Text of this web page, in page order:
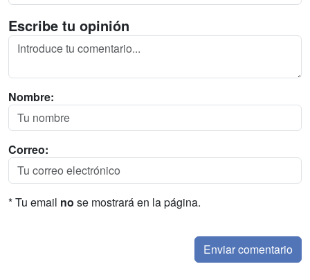
Escribe tu opinión
Nombre:
Correo:
* Tu email no se mostrará en la página.